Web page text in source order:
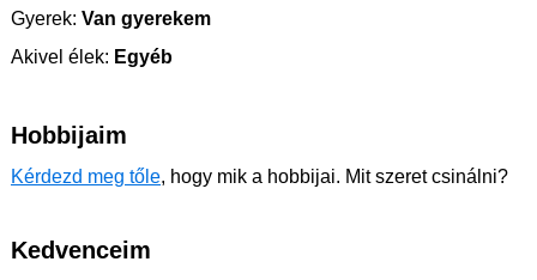
Gyerek: Van gyerekem
Akivel élek: Egyéb
Hobbijaim
Kérdezd meg tőle, hogy mik a hobbijai. Mit szeret csinálni?
Kedvenceim